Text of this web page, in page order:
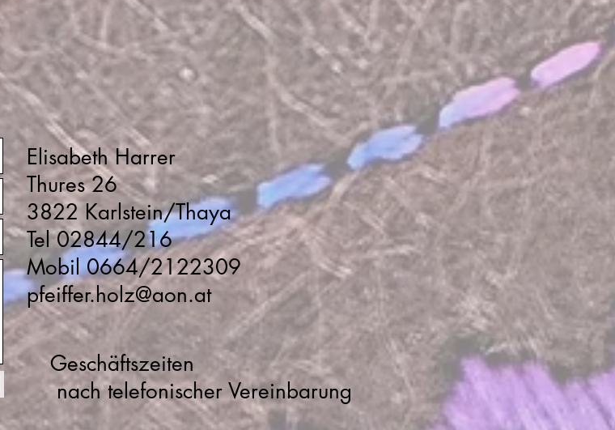
Elisabeth Harrer
Thures 26
3822 Karlstein/Thaya
Tel 02844/216
Mobil 0664/2122309
pfeiffer.holz@aon.at
Geschäftszeiten
nach telefonischer Vereinbarung